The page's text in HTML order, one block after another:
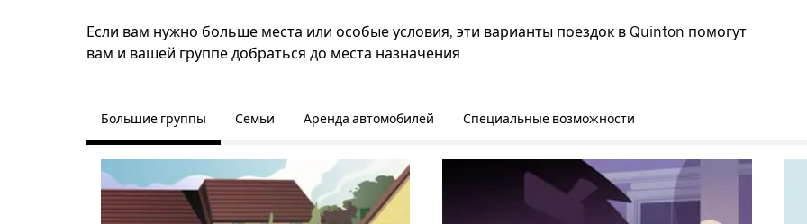
Если вам нужно больше места или особые условия, эти варианты поездок в Quinton помогут
вам и вашей группе добраться до места назначения.
Большие группы Семьи Аренда автомобилей Специальные возможности